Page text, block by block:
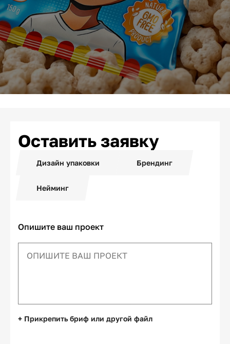
Оставить заявку
Дизайн упаковки Брендинг
Нейминг
Опишите ваш проект
+ Прикрепить бриф или другой файл